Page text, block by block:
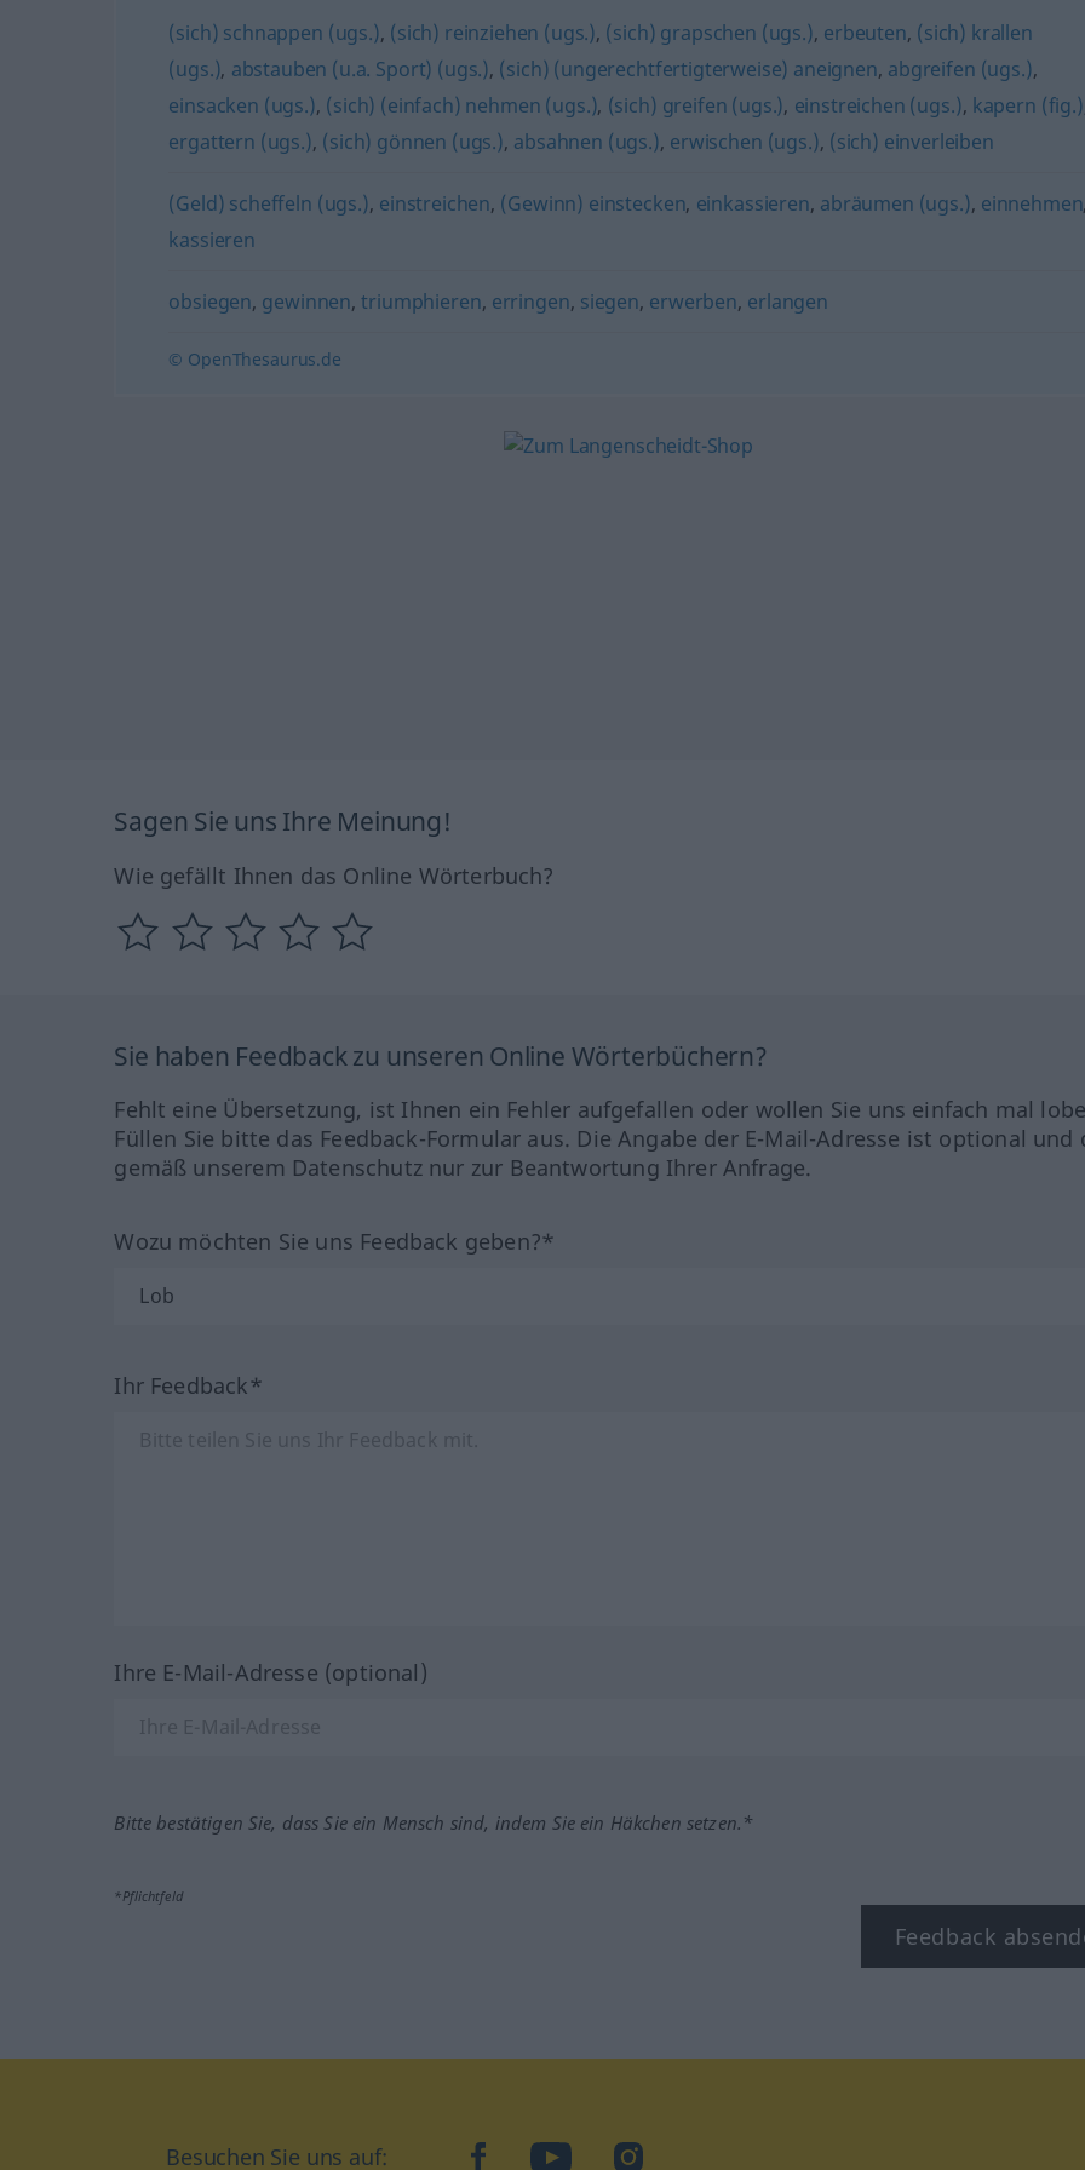
(sich) schnappen (ugs.), (sich) reinziehen (ugs.), (sich) grapschen (ugs.), erbeuten, (sich) krallen
(ugs.), abstauben (u.a. Sport) (ugs.), (sich) (ungerechtfertigterweise) aneignen, abgreifen (ugs.),
einsacken (ugs.), (sich) (einfach) nehmen (ugs.), (sich) greifen (ugs.), einstreichen (ugs.), kapern (fig.)
ergattern (ugs.), (sich) gönnen (ugs.), absahnen (ugs.), erwischen (ugs.), (sich) einverleiben
(Geld) scheffeln (ugs.), einstreichen, (Gewinn) einstecken, einkassieren, abräumen (ugs.), einnehmen
kassieren
obsiegen, gewinnen,triumphieren, erringen, siegen, erwerben, erlangen
© OpenThesaurus.de
Sagen Sie uns Ihre Meinung!
Wie gefällt Ihnen das Online Wörterbuch?
Sie haben Feedback zu unseren Online Wörterbüchern?
Fehlt eine Übersetzung, ist Ihnen ein Fehler aufgefallen oder wollen Sie uns einfach mal
Füllen Sie bitte das Feedback-Formular aus. Die Angabe der E-Mail-Adresse ist optional und
gemäß unserem Datenschutz nur zur Beantwortung Ihrer Anfrage.
Wozu möchten Sie uns Feedback geben?*
Ihr Feedback*
Ihre E-Mail-Adresse (optional)
Bitte bestätigen Sie, dass Sie ein Mensch sind, indem Sie ein Häkchen setzen.*
*Pflichtfeld
Feedback
Besuchen Sie uns auf: facebookYouTubeInstagram